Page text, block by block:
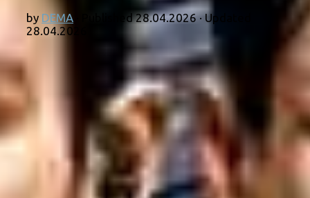
by DEMA · Published28.04.2026· Updated
28.04.2026